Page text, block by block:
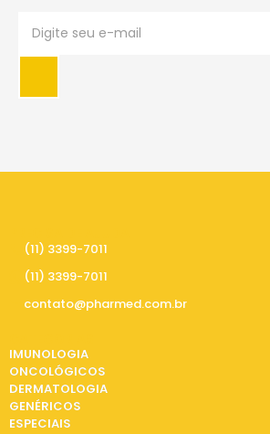
(11) 3399-7011
(11) 3399-7011
contato@pharmed.com.br
IMUNOLOGIA
ONCOLÓGICOS
DERMATOLOGIA
GENÉRICOS
ESPECIAIS